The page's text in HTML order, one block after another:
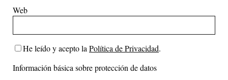
Web
He leído y acepto la Política de Privacidad.
Información básica sobre protección de datos